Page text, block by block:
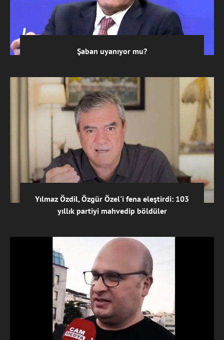
Şaban uyanıyor mu?
Yılmaz Özdil, Özgür Özel'i fena eleştirdi: 103
yıllık partiyi mahvedip böldüler